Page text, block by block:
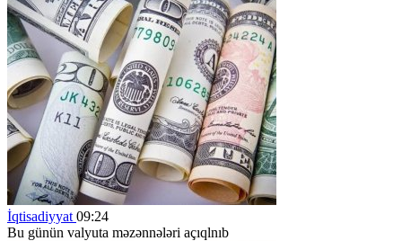
İqtisadiyyat 09:24
Bu günün valyuta məzənnələri açıqlnıb